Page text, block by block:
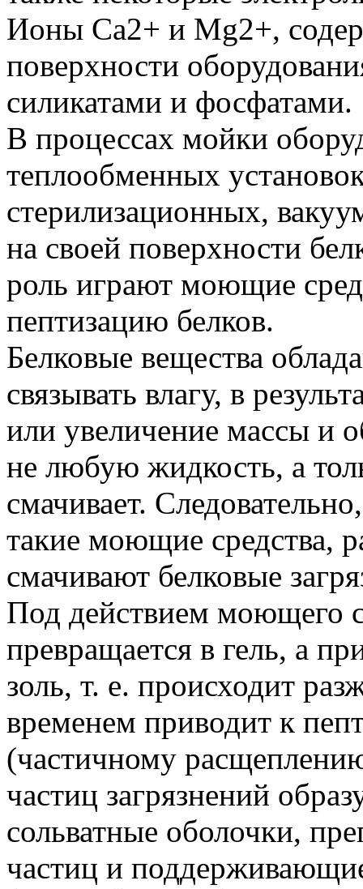
Ионы Са2+ и Мg2+,
поверхности
силикатами и фосфатами.
В процессах мойки
теплообменных
стерилизационных,
на своей поверхности
роль играют моющие
пептизацию белков.
Белковые вещества
связывать влагу, в
или увеличение массы и
не любую жидкость, а
смачивает.
такие моющие средства,
смачивают белковые
Под действием моющего
превращается в гель, а
золь, т. е. происходит
временем приводит к
(частичному
частиц загрязнений
сольватные оболочки,
частиц и